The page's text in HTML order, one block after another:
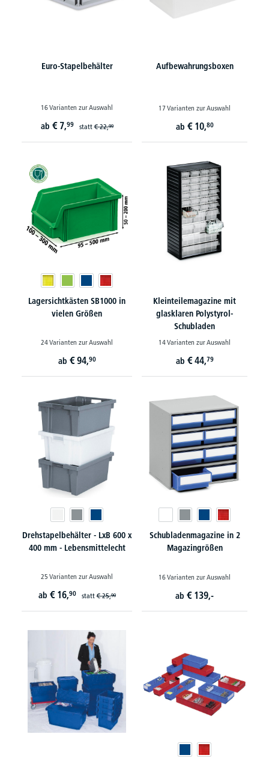
Euro-Stapelbehälter
16 Varianten zur Auswahl
ab € 7,99 statt€ 22,99
Aufbewahrungsboxen
17 Varianten zur Auswahl
ab € 10,80
Lagersichtkästen SB1000 in
vielen Größen
24 Varianten zur Auswahl
ab € 94,90
Kleinteilemagazine mit
glasklaren Polystyrol-
Schubladen
14 Varianten zur Auswahl
ab € 44,79
Drehstapelbehälter - LxB 600 x
400 mm - Lebensmittelecht
25 Varianten zur Auswahl
ab € 16,90 statt€ 25,90
Schubladenmagazine in 2
Magazingrößen
16 Varianten zur Auswahl
ab € 139,-